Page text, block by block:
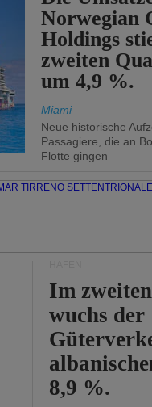
Norwegian
Holdings
zweiten
um 4,9 %.
Miami
Neue historische
Passagiere, die an
Flotte gingen
Im
wuchs der
8,9 %.